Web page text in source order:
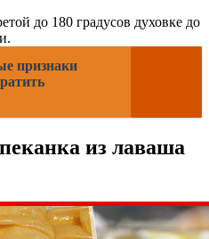
до 180 градусов духовке до
признаки
из лаваша